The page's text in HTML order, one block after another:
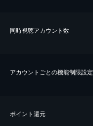
同時視聴アカウント数
アカウントごとの機能制限設定
ポイント還元